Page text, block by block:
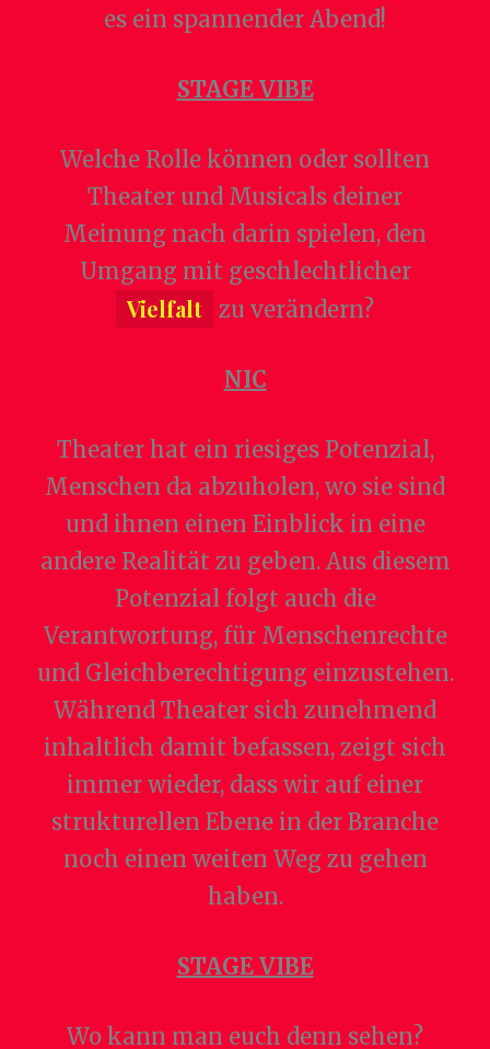
es ein spannender Abend!
STAGE VIBE
Welche Rolle können oder sollten
Theater und Musicals deiner
Meinung nach darin spielen, den
Umgang mit geschlechtlicher
Vielfalt zu verändern?
NIC
Theater hat ein riesiges Potenzial,
Menschen da abzuholen, wo sie sind
und ihnen einen Einblick in eine
andere Realität zu geben. Aus diesem
Potenzial folgt auch die
Verantwortung, für Menschenrechte
und Gleichberechtigung einzustehen.
Während Theater sich zunehmend
inhaltlich damit befassen, zeigt sich
immer wieder, dass wir auf einer
strukturellen Ebene in der Branche
noch einen weiten Weg zu gehen
haben.
STAGE VIBE
Wo kann man euch denn sehen?